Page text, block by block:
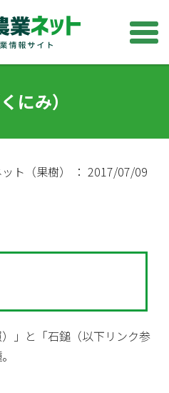
にみ）
ト（果樹） ： 2017/07/09
」と「石鎚（以下リンク参